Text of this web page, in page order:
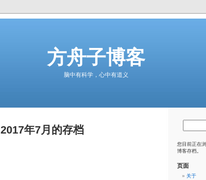
方舟子博客
脑中有科学，心中有道义
2017年7月的存档
您目前正在
博客存档。
页面
关于